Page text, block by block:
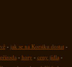
- jak se na Korsiku dostat-
příroda - hory - ceny jídla -